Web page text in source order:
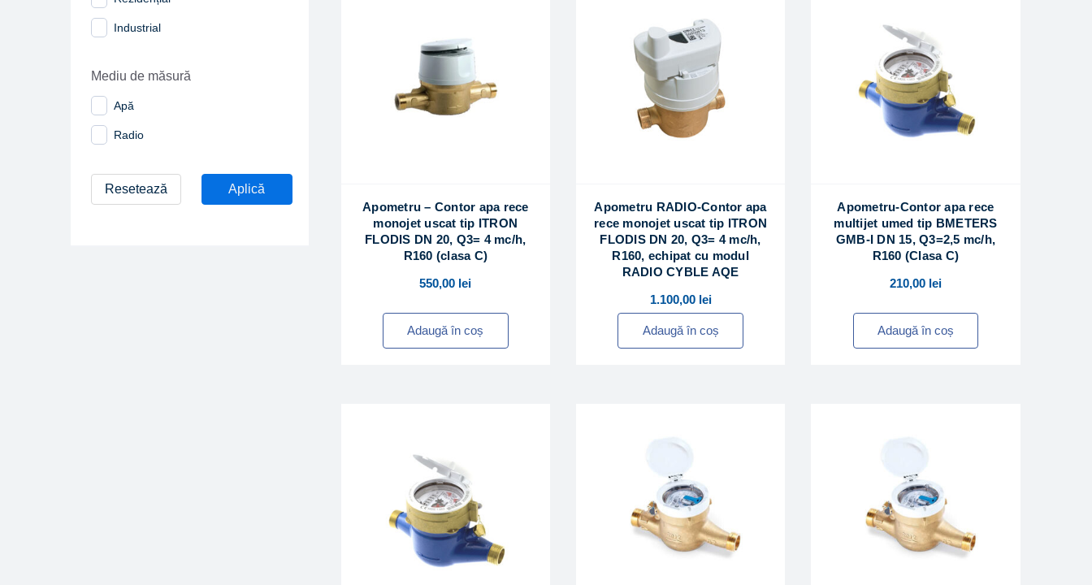
Industrial
Mediu de măsură
Apă
Radio
Aplică
Resetează
Apometru – Contor apa rece
monojet uscat tip ITRON
FLODIS DN 20, Q3= 4 mc/h,
R160 (clasa C)
550,00 lei
Adaugă în coș
Apometru RADIO-Contor apa
rece monojet uscat tip ITRON
FLODIS DN 20, Q3= 4 mc/h,
R160, echipat cu modul
RADIO CYBLE AQE
1.100,00 lei
Adaugă în coș
Apometru-Contor apa rece
multijet umed tip BMETERS
GMB-I DN 15, Q3=2,5 mc/h,
R160 (Clasa C)
210,00 lei
Adaugă în coș